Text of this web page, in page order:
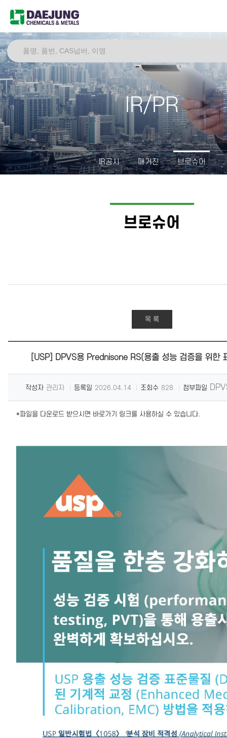
IR/PR
IR공시 매거진 브로슈어
브로슈어
목 록
[USP] DPVS용 Prednisone RS(용출 성능 검증을 위한
작성자 관리자 등록일 2026.04.14 조회수 828 첨부파일
*파일을 다운로드 받으시면 바로가기 링크를 사용하실 수 있습니다.